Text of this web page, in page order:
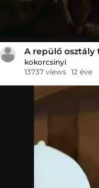
A repülő osztály
kokorcsinyi
13737 views 12 éve